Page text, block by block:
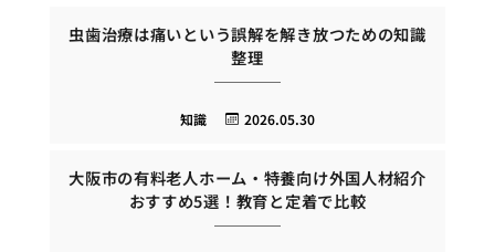
虫歯治療は痛いという誤解を解き放つための知識
整理
2026.05.30
知識
大阪市の有料老人ホーム・特養向け外国人材紹介
おすすめ5選！教育と定着で比較